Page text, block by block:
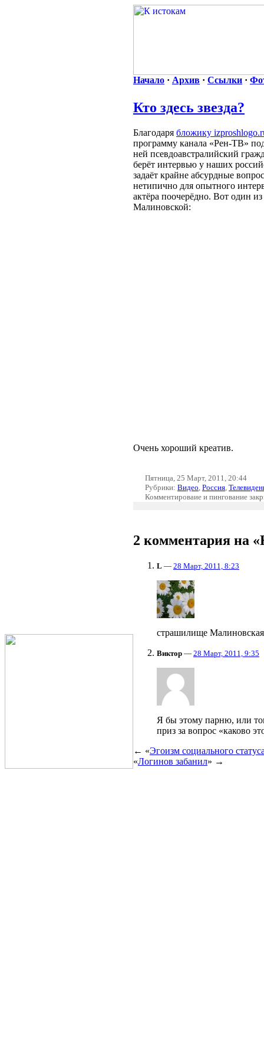
Начало · Архив · Ссылки ·
Кто здесь звезда?
Благодаря бложику
программу канала «Рен-ТВ»
ней псевдоавстралийский
берёт интервью у наших
задаёт крайне абсурдные
нетипично для опытного
актёра поочерёдно. Вот один
Малиновской:
Очень хороший креатив.
Пятница, 25 Март, 2011, 20:44
Рубрики: Видео Россия
Комментироваие и пингование
2 комментария на
L — 28 Март, 2011, 8:23
страшилище
Виктор — 28 Март, 2011, 9:35
Я бы этому парню, или
приз за вопрос «каково
← «Эгоизм социального
«Логинов забанил» →